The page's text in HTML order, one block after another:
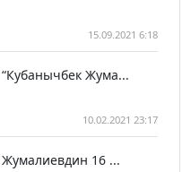
15.09.2021 6:18
Жума...
10.02.2021 23:17
16 ...